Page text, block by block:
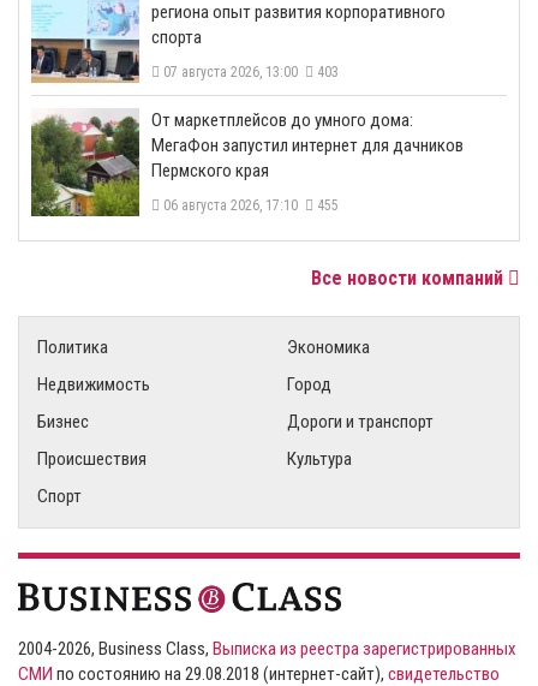
региона опыт развития корпоративного
спорта
07 августа 2026, 13:00 403
От маркетплейсов до умного дома:
МегаФон запустил интернет для дачников
Пермского края
06 августа 2026, 17:10 455
Все новости компаний
Политика
Экономика
Недвижимость
Город
Бизнес
Дороги и транспорт
Происшествия
Культура
Спорт
2004-2026, Business Class, Выписка из реестра зарегистрированных
СМИ по состоянию на 29.08.2018 (интернет-сайт), свидетельство